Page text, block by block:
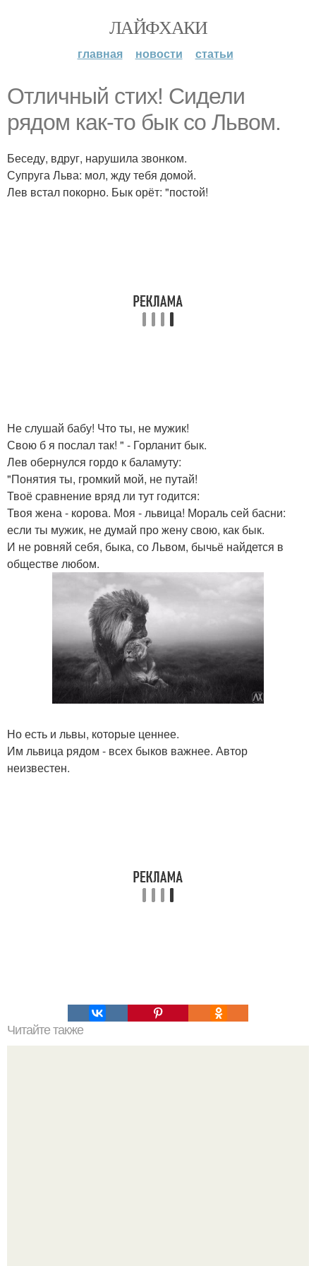
ЛАЙФХАКИ
главная новости статьи
Отличный стих! Сидели
рядом как-то бык со Львом.
Беседу, вдруг, нарушила звонком.
Супруга Льва: мол, жду тебя домой.
Лев встал покорно. Бык орёт: "постой!
Не слушай бабу! Что ты, не мужик!
Свою б я послал так! " - Горланит бык.
Лев обернулся гордо к баламуту:
"Понятия ты, громкий мой, не путай!
Твоё сравнение вряд ли тут годится:
Твоя жена - корова. Моя - львица! Мораль сей басни:
если ты мужик, не думай про жену свою, как бык.
И не ровняй себя, быка, со Львом, бычьё найдется в
обществе любом.
Но есть и львы, которые ценнее.
Им львица рядом - всех быков важнее. Автор
неизвестен.
Читайте также